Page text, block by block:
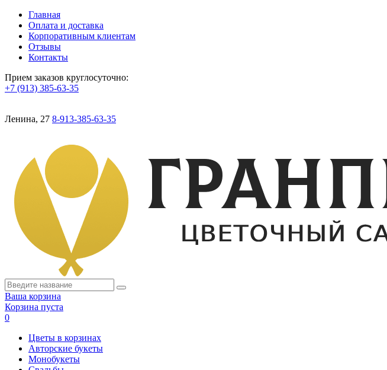
Главная
Оплата и доставка
Корпоративным клиентам
Отзывы
Контакты
Прием заказов круглосуточно:
+7 (913) 385-63-35
Ленина, 27 8-913-385-63-35
Ваша корзина
Корзина пуста
0
Цветы в корзинах
Авторские букеты
Монобукеты